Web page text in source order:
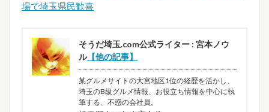
場で埼玉県民歓喜
そうだ埼玉.com公式ライター : 宮本ノウ
ル【他の記事】
某グルメサイトの大宮地区1位の経歴を活かし、
埼玉のB級グルメ情報、お役立ち情報を中心に執
筆する、不惑の会社員。